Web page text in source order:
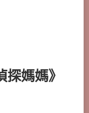
探媽媽》